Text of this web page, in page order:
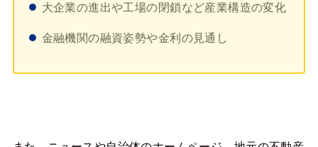
大企業の進出や工場の閉鎖など産業構造の変化
金融機関の融資姿勢や金利の見通し